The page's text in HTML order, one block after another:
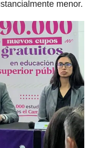
menor.